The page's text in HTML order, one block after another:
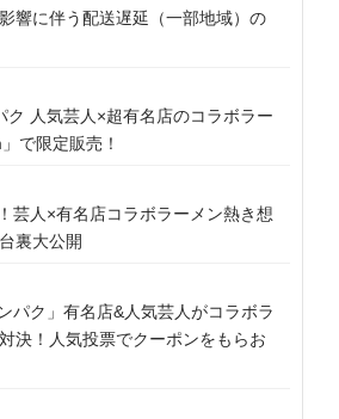
響に伴う配送遅延（一部地域）の
ク 人気芸人×超有名店のコラボラー
で限定販売！
芸人×有名店コラボラーメン熱き想
裏大公開
パク」有名店&人気芸人がコラボラ
決！人気投票でクーポンをもらお